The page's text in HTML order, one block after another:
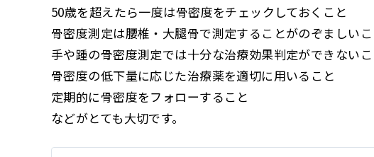
50歳を超えたら一度は骨密度をチェックしておくこと
骨密度測定は腰椎・大腿骨で測定することがのぞましい
手や踵の骨密度測定では十分な治療効果判定ができない
骨密度の低下量に応じた治療薬を適切に用いること
定期的に骨密度をフォローすること
などがとても大切です。